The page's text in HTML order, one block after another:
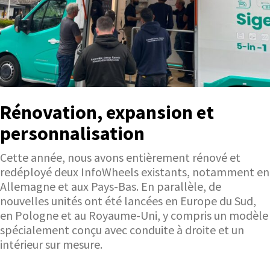
Rénovation, expansion et
personnalisation
Cette année, nous avons entièrement rénové et
redéployé deux InfoWheels existants, notamment en
Allemagne et aux Pays-Bas. En parallèle, de
nouvelles unités ont été lancées en Europe du Sud,
en Pologne et au Royaume-Uni, y compris un modèle
spécialement conçu avec conduite à droite et un
intérieur sur mesure.